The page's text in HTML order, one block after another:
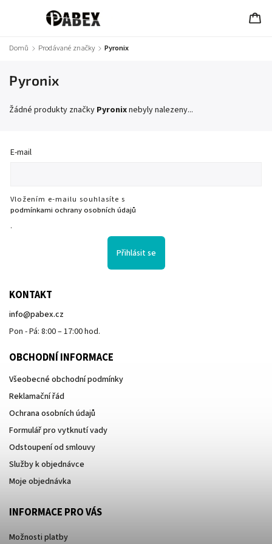
Domů / Prodávané značky / Pyronix
Pyronix
Žádné produkty značky Pyronixnebyly nalezeny...
E-mail
Vložením e-mailu souhlasíte s
podmínkami ochrany osobních údajů
.
Přihlásit se
KONTAKT
info@pabex.cz
Pon - Pá: 8:00 – 17:00 hod.
OBCHODNÍ INFORMACE
Všeobecné obchodní podmínky
Reklamační řád
Ochrana osobních údajů
Formulář pro vytknutí vady
Odstoupení od smlouvy
Služby k objednávce
Moje objednávka
INFORMACE PRO VÁS
Možnosti platby